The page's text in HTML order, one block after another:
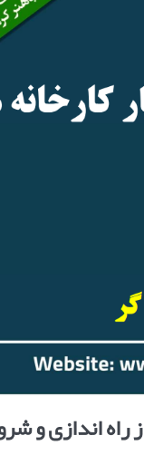
اندازی و